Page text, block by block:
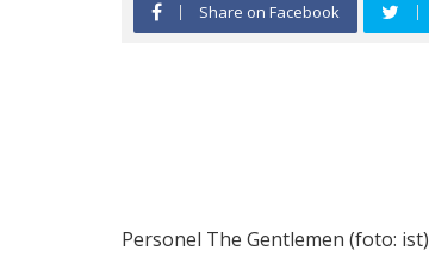
Share on Facebook
Personel The Gentlemen (foto: ist)